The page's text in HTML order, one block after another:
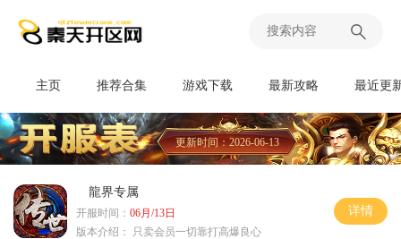
主页 推荐合集 游戏下载 最新攻略 最近更
更新时间：2026-06-13
龍界专属
开服时间： 06月/13日
版本介绍：
只卖会员一切靠打高爆良心
详情